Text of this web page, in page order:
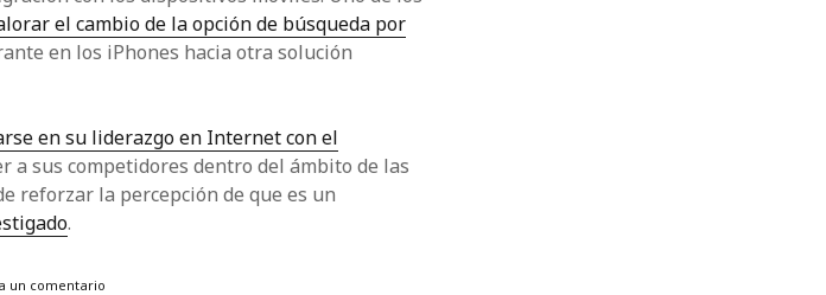
el cambio de la opción de búsqueda por
en los iPhones hacia otra solución
en su liderazgo en Internet con el
a sus competidores dentro del ámbito de las
reforzar la percepción de que es un
.
un comentario